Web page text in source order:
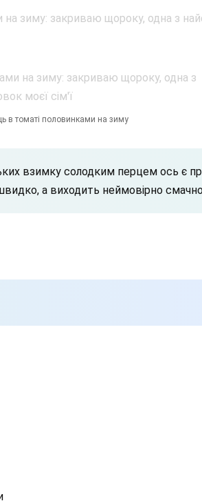
в томаті половинками на зиму
взимку солодким перцем ось є
а виходить неймовірно